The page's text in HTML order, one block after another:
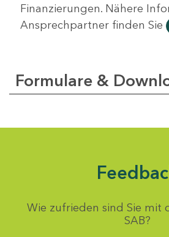
Finanzierungen. Nähere
Ansprechpartner finden Sie
Formulare &
Wie zufrieden sind Sie mit
SAB?